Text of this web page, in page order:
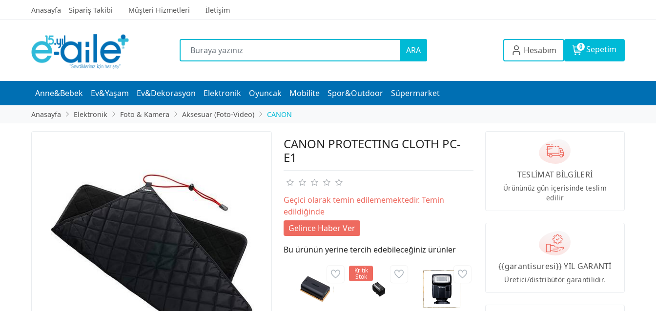
Anasayfa Sipariş Takibi Müşteri Hizmetleri İletişim
ARA Hesabım 0 Sepetim
Anne&Bebek Ev&Yaşam Ev&Dekorasyon Elektronik Oyuncak Mobilite Spor&Outdoor Süpermarket
Anasayfa Elektronik Foto & Kamera Aksesuar (Foto-Video) CANON
CANON PROTECTING CLOTH PC-
E1
Geçici olarak temin edilememektedir. Temin
edildiğinde
Gelince Haber Ver
Bu ürünün yerine tercih edebileceğiniz ürünler
Kritik
Stok
TESLİMAT BİLGİLERİ
Ürününüz gün içerisinde teslim
edilir
{{garantisuresi}} YIL GARANTİ
Üretici/distribütör garantilidir.